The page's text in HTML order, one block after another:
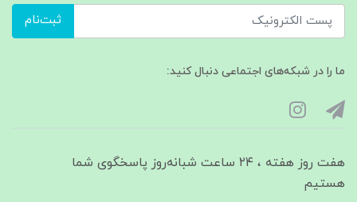
ثبت‌نام
ما را در شبکه‌های اجتماعی دنبال کنید:
هفت روز هفته ، ۲۴ ساعت شبانه‌روز پاسخگوی شما
هستیم